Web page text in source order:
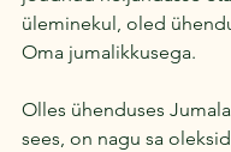
üleminekul, oled
Oma jumalikkusega.
Olles ühenduses
sees, on nagu sa